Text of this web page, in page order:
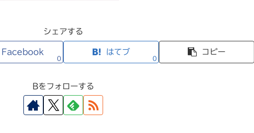
シェアする
Facebook
0
はてブ
0
コピー
Bをフォローする